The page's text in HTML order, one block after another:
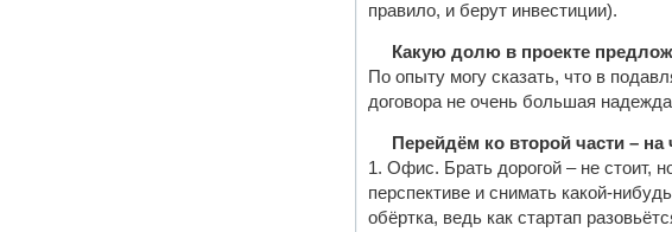
правило, и берут инвестиции).
Какую долю в проекте
По опыту могу сказать, что в
договора не очень большая
Перейдём ко второй части – на
1. Офис. Брать дорогой – не стоит,
перспективе и снимать какой-
обёртка, ведь как стартап